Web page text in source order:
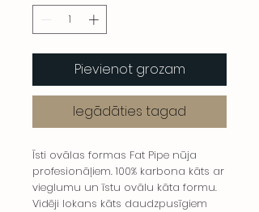
Pievienot grozam
Iegādāties tagad
Īsti ovālas formas Fat Pipe nūja
profesionāļiem. 100% karbona kāts ar
vieglumu un īstu ovālu kāta formu.
Vidēji lokans kāts daudzpusīgiem